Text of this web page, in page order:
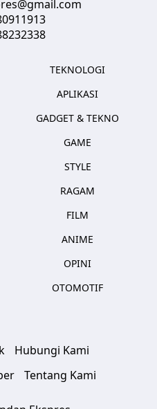
TEKNOLOGI
APLIKASI
GADGET & TEKNO
GAME
STYLE
RAGAM
FILM
ANIME
OPINI
OTOMOTIF
Hubungi Kami
Tentang Kami